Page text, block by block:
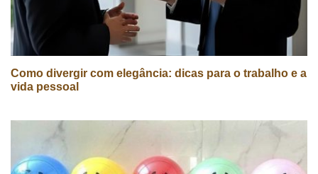
Como divergir com elegância: dicas para o trabalho e a
vida pessoal